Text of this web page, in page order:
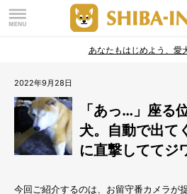
あなたもはじめよう、愛
2022年9月28日
「あっ…」座る
犬。自動で出て
に直撃しててジ
今回ご紹介するのは、お留守番カメラが